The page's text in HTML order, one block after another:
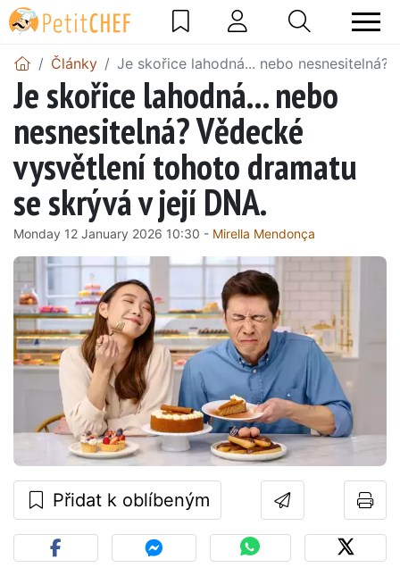
Články Je skořice lahodná... nebo
Je skořice lahodná... nebo
nesnesitelná? Vědecké
vysvětlení tohoto dramatu
se skrývá v její DNA.
Monday 12 January 2026 10:30 - Mirella Mendonça
Přidat k oblíbeným